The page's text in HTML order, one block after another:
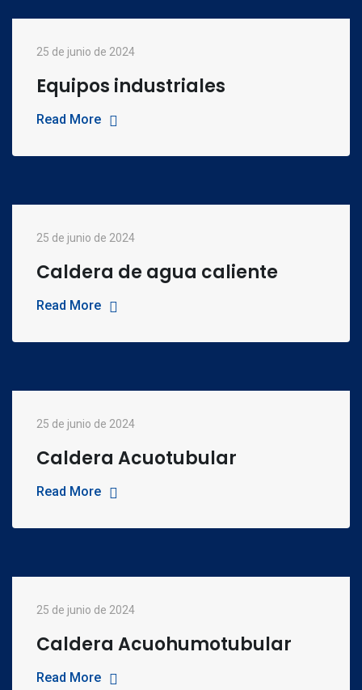
25 de junio de 2024
Equipos industriales
Read More
25 de junio de 2024
Caldera de agua caliente
Read More
25 de junio de 2024
Caldera Acuotubular
Read More
25 de junio de 2024
Caldera Acuohumotubular
Read More